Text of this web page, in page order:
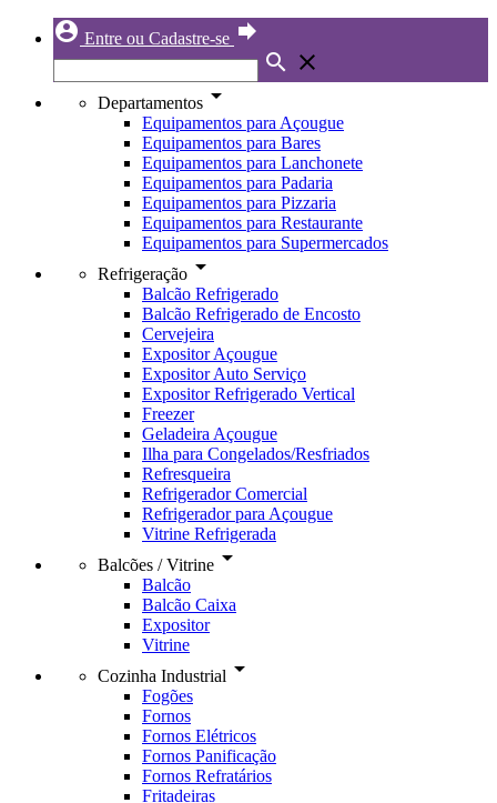
account_circle Entre ou Cadastre-se forward
search close
Departamentos arrow_drop_down
Equipamentos para Açougue
Equipamentos para Bares
Equipamentos para Lanchonete
Equipamentos para Padaria
Equipamentos para Pizzaria
Equipamentos para Restaurante
Equipamentos para Supermercados
Refrigeração arrow_drop_down
Balcão Refrigerado
Balcão Refrigerado de Encosto
Cervejeira
Expositor Açougue
Expositor Auto Serviço
Expositor Refrigerado Vertical
Freezer
Geladeira Açougue
Ilha para Congelados/Resfriados
Refresqueira
Refrigerador Comercial
Refrigerador para Açougue
Vitrine Refrigerada
Balcões / Vitrine arrow_drop_down
Balcão
Balcão Caixa
Expositor
Vitrine
Cozinha Industrial arrow_drop_down
Fogões
Fornos
Fornos Elétricos
Fornos Panificação
Fornos Refratários
Fritadeiras